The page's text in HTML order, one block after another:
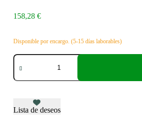
158,28 €
Disponible por encargo. (5-15 días laborables)
Dometic
CE99
con
cantidad
Lista de deseos